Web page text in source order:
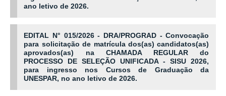
ano letivo de 2026.
EDITAL N° 015/2026 - DRA/PROGRAD - Convocação
para solicitação de matrícula dos(as) candidatos(as)
aprovados(as) na CHAMADA REGULAR do
PROCESSO DE SELEÇÃO UNIFICADA - SISU 2026,
para ingresso nos Cursos de Graduação da
UNESPAR, no ano letivo de 2026.